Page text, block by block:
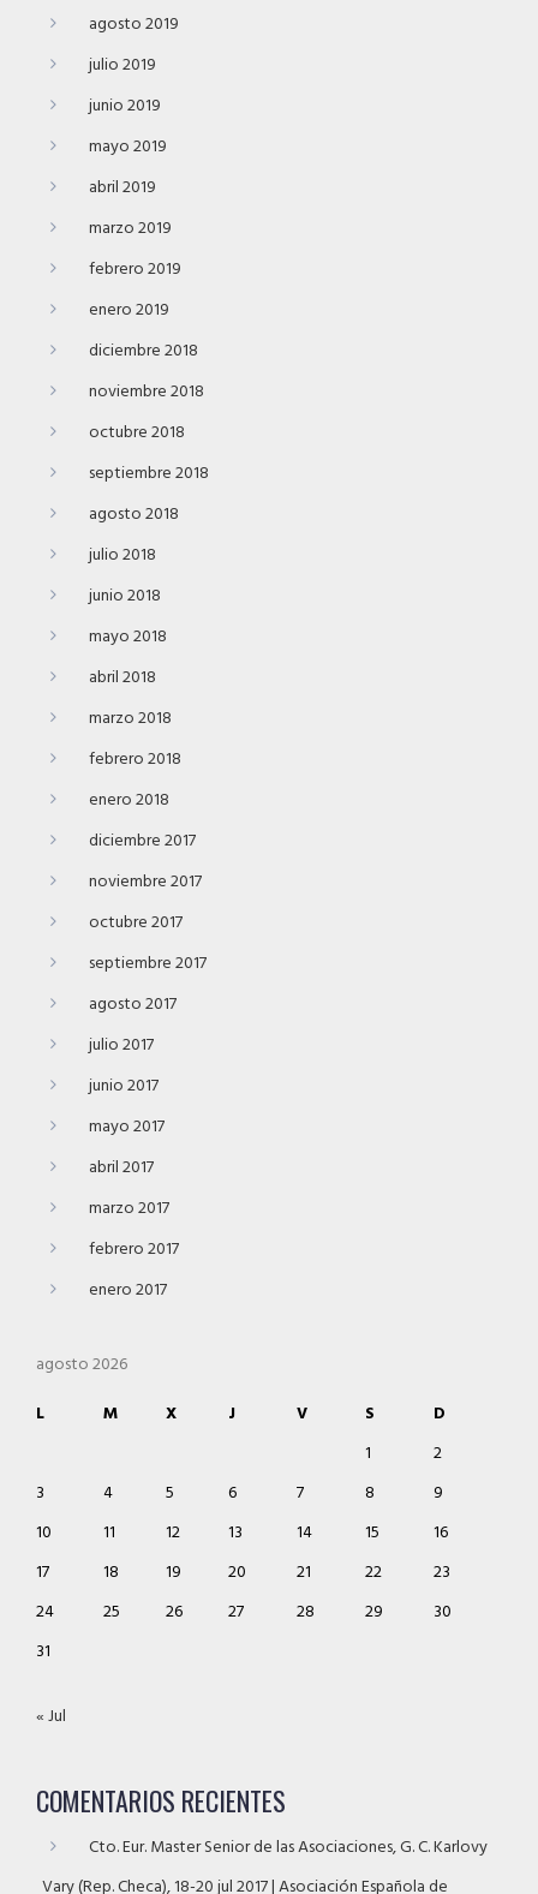
agosto 2019
julio 2019
junio 2019
mayo 2019
abril 2019
marzo 2019
febrero 2019
enero 2019
diciembre 2018
noviembre 2018
octubre 2018
septiembre 2018
agosto 2018
julio 2018
junio 2018
mayo 2018
abril 2018
marzo 2018
febrero 2018
enero 2018
diciembre 2017
noviembre 2017
octubre 2017
septiembre 2017
agosto 2017
julio 2017
junio 2017
mayo 2017
abril 2017
marzo 2017
febrero 2017
enero 2017
agosto 2026
L
M X J V S
D
1
2
3
4 5 6 7 8
9
10
11 12 13 14 15
16
17
18 19 20 21 22
23
24
25 26 27 28 29
30
31
« Jul
COMENTARIOS RECIENTES
Cto. Eur. Master Senior de las Asociaciones, G. C. Karlovy
Vary (Rep. Checa), 18-20 jul 2017 | Asociación Española de